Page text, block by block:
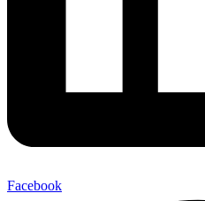
Facebook